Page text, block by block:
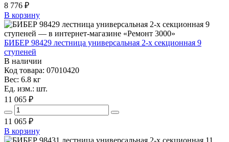
8 776 ₽
В корзину
БИБЕР 98429 лестница универсальная 2-х секционная 9
ступеней
В наличии
Код товара: 07010420
Вес: 6.8 кг
Ед. изм.: шт.
11 065 ₽
11 065 ₽
В корзину